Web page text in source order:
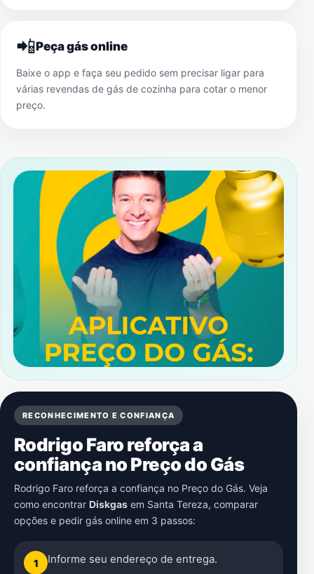
📲Peça gás online
Baixe o app e faça seu pedido sem precisar ligar para
várias revendas de gás de cozinha para cotar o menor
preço.
RECONHECIMENTO E CONFIANÇA
Rodrigo Faro reforça a
confiança no Preço do Gás
Rodrigo Faro reforça a confiança no Preço do Gás. Veja
como encontrar Diskgas em Santa Tereza, comparar
opções e pedir gás online em 3 passos:
1 Informe seu endereço de entrega.